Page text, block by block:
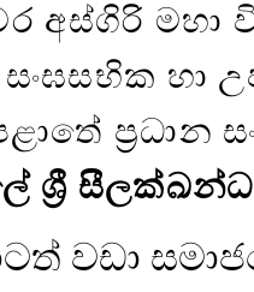
අස්ගිරි මහා
හා
ප්‍රධාන
ශ්‍රී
වඩා